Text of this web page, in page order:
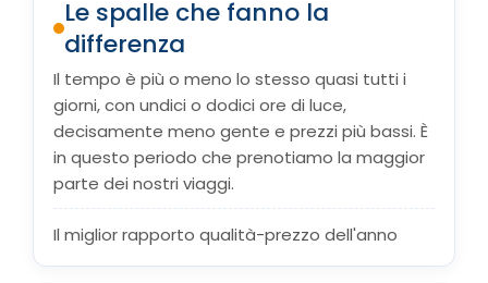
Le spalle che fanno la
differenza
Il tempo è più o meno lo stesso quasi tutti i
giorni, con undici o dodici ore di luce,
decisamente meno gente e prezzi più bassi. È
in questo periodo che prenotiamo la maggior
parte dei nostri viaggi.
Il miglior rapporto qualità-prezzo dell'anno